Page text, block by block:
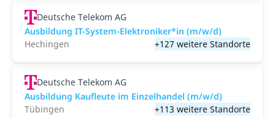
Deutsche Telekom AG
Ausbildung IT-System-Elektroniker*in (m/w/d)
Hechingen
+127 weitere Standorte
Deutsche Telekom AG
Ausbildung Kaufleute im Einzelhandel (m/w/d)
Tübingen
+113 weitere Standorte